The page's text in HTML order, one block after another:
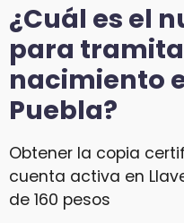
¿Cuál es el
para
nacimiento
Puebla?
Obtener la copia
cuenta activa en
de 160 pesos